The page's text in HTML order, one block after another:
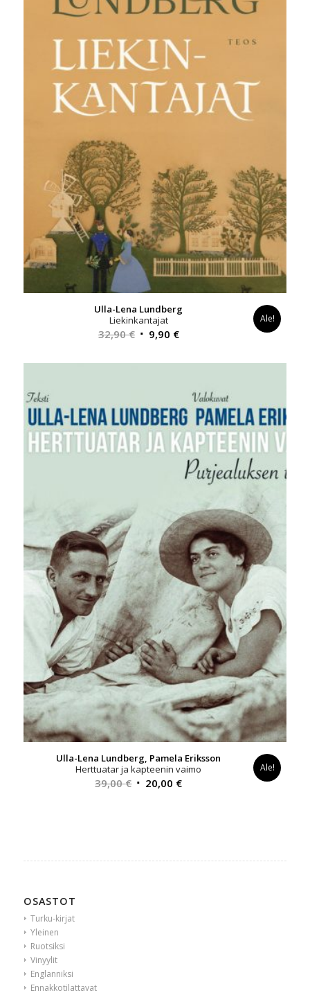
Ulla-Lena Lundberg
Liekinkantajat
32,90€ Alkuperäinen
oli:
9,90 €Nykyinen
on:
Ale!
Ulla-Lena Lundberg, Pamela Eriksson
Herttuatar ja kapteenin vaimo
39,00€ Alkuperäinen
20,00 €Nykyinen
Ale!
OSASTOT
Turku-kirjat
Yleinen
Ruotsiksi
Vinyylit
Englanniksi
Ennakkotilattavat